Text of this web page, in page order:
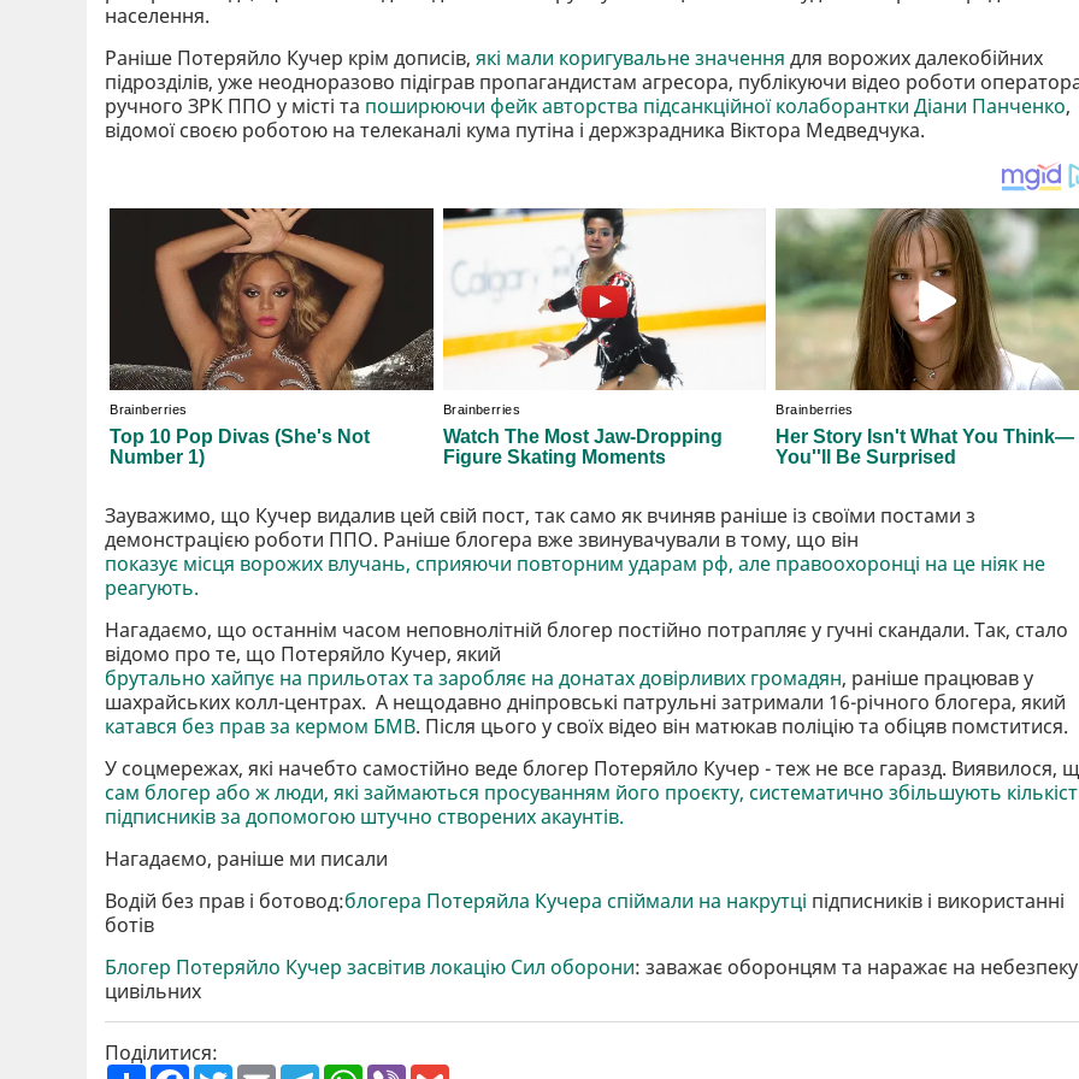
населення.
Раніше Потеряйло Кучер крім дописів, які мали коригувальне значення для ворожих далекобійних
підрозділів, уже неодноразово підіграв пропагандистам агресора, публікуючи відео роботи
ручного ЗРК ППО у місті та поширюючи фейк авторства підсанкційної колаборантки Діани Панченко,
відомої своєю роботою на телеканалі кума путіна і держзрадника Віктора Медведчука.
Зауважимо, що Кучер видалив цей свій пост, так само як вчиняв раніше із своїми постами з
демонстрацією роботи ППО. Раніше блогера вже звинувачували в тому, що він
показує місця ворожих влучань, сприяючи повторним ударам рф, але правоохоронці на це ніяк не
реагують.
Нагадаємо, що останнім часом неповнолітній блогер постійно потрапляє у гучні скандали. Так, стало
відомо про те, що Потеряйло Кучер, який
брутально хайпує на прильотах та заробляє на донатах довірливих громадян, раніше працював у
шахрайських колл-центрах. А нещодавно дніпровські патрульні затримали 16-річного блогера, який
катався без прав за кермом БМВ. Після цього у своїх відео він матюкав поліцію та обіцяв помститися.
У соцмережах, які начебто самостійно веде блогер Потеряйло Кучер - теж не все гаразд. Виявилося,
сам блогер або ж люди, які займаються просуванням його проєкту, систематично збільшують
підписників за допомогою штучно створених акаунтів.
Нагадаємо, раніше ми писали
Водій без прав і ботовод:блогера Потеряйла Кучера спіймали на накрутці підписників і використанні
ботів
Блогер Потеряйло Кучер засвітив локацію Сил оборони: заважає оборонцям та наражає на небезпеку
цивільних
Поділитися: